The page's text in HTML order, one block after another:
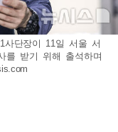
사단장이 11일 서울 서
를 받기 위해 출석하며